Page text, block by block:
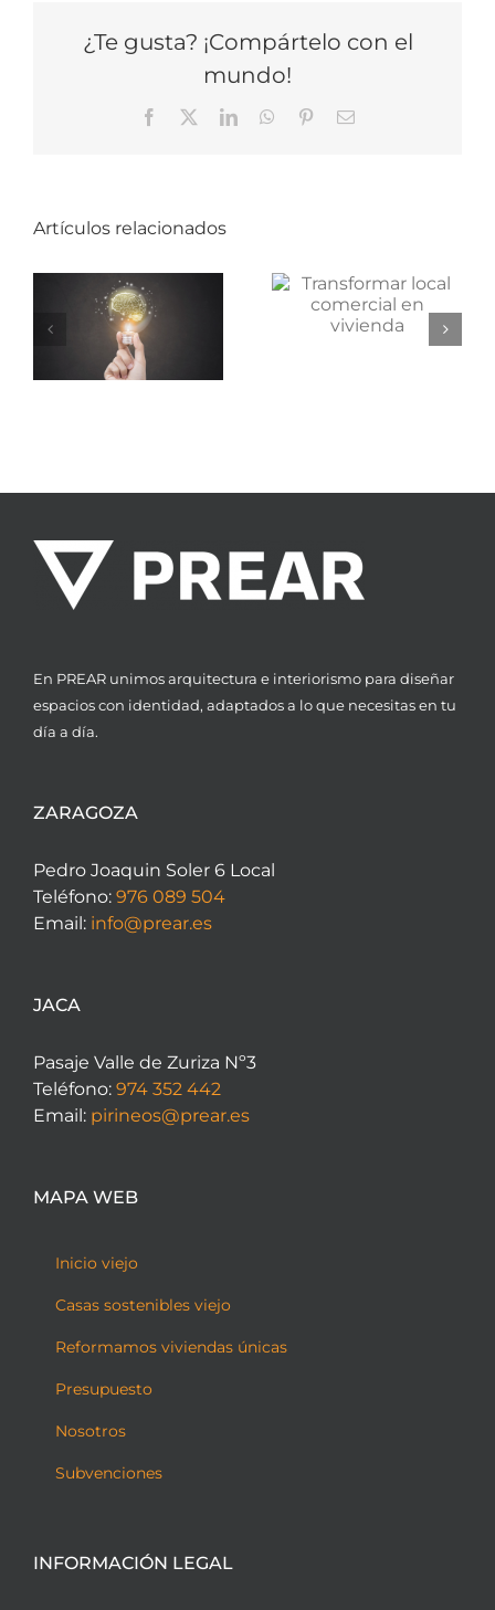
¿Te gusta? ¡Compártelo con el
mundo!
Facebook LinkedInWhatsApp
PinterestCorreo
Artículos relacionados
transformar
un local
comercial en
Descubre la
arquitectura
de la
En PREAR unimos arquitectura e interiorismo para diseñar
espacios con identidad, adaptados a lo que necesitas en tu
día a día.
ZARAGOZA
Pedro Joaquin Soler 6 Local
Teléfono: 976 089 504
Email: info@prear.es
JACA
Pasaje Valle de Zuriza Nº3
Teléfono: 974 352 442
Email: pirineos@prear.es
MAPA WEB
Inicio viejo
Casas sostenibles viejo
Reformamos viviendas únicas
Presupuesto
Nosotros
Subvenciones
INFORMACIÓN LEGAL